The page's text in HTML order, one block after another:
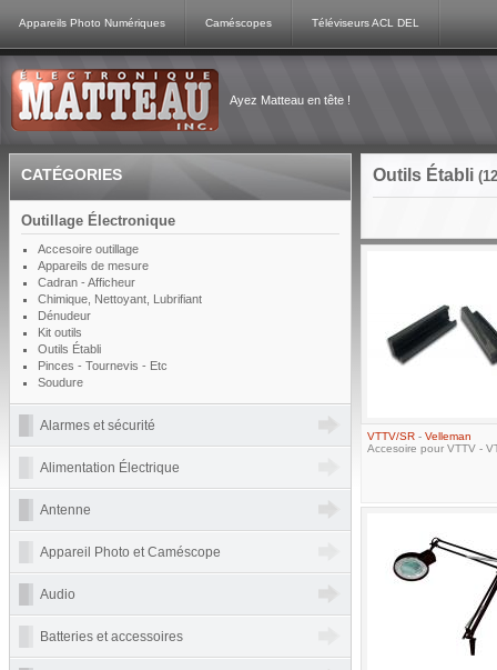
Appareils Photo Numériques Caméscopes Téléviseurs ACL DEL
Ayez Matteau en tête !
Outils Établi
VTTV/SR - Velleman
Accesoire pour VTTV -
CATÉGORIES
Outillage Électronique
Accesoire outillage
Appareils de mesure
Cadran - Afficheur
Chimique, Nettoyant, Lubrifiant
Dénudeur
Kit outils
Outils Établi
Pinces - Tournevis - Etc
Soudure
Alarmes et sécurité
Alimentation Électrique
Antenne
Appareil Photo et Caméscope
Audio
Batteries et accessoires